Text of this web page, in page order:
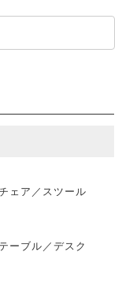
ェア／スツール
テーブル／デスク